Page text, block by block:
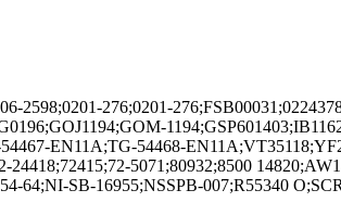
276;0201-
EN11A;TG-54468-
24418;72415;72-5071;80932;8500
64;NI-SB-16955;NSSPB-007;R55340